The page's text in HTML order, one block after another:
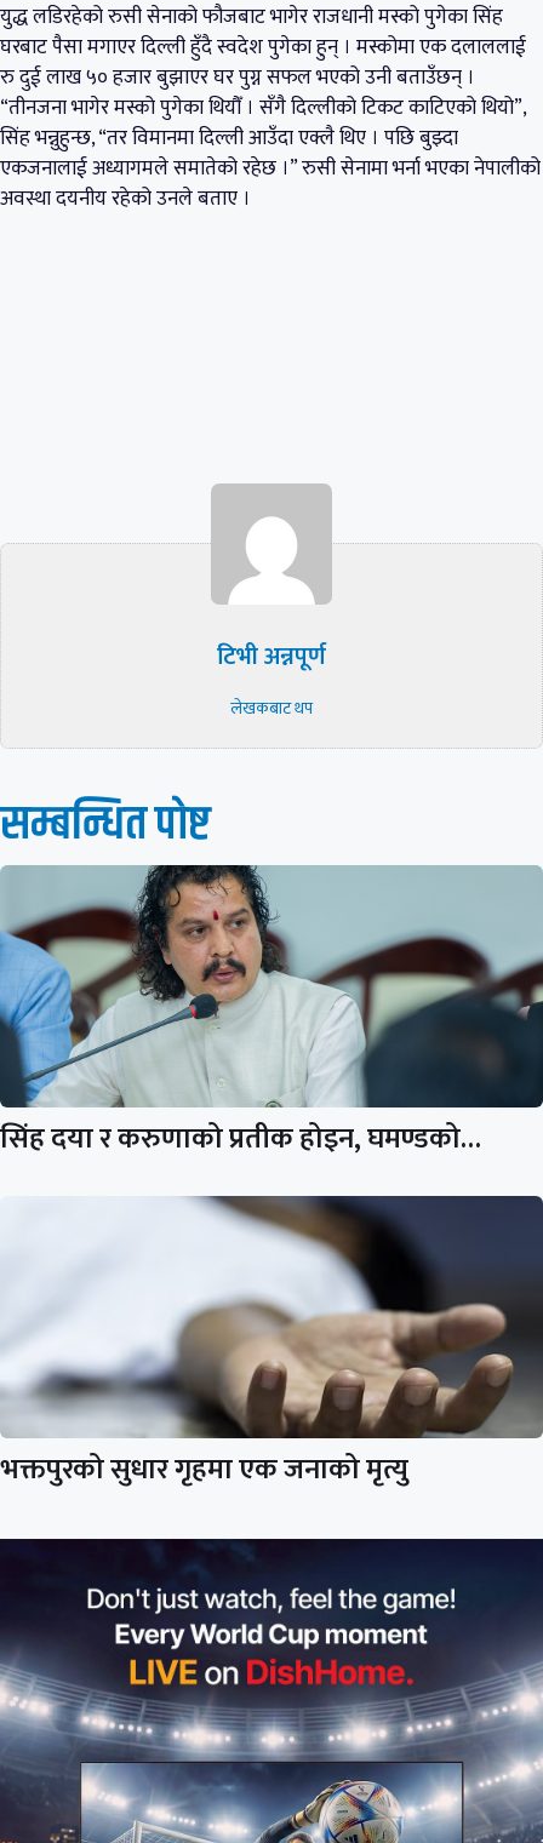
युद्ध लडिरहेको रुसी सेनाको फौजबाट भागेर राजधानी मस्को पुगेका सिंह
घरबाट पैसा मगाएर दिल्ली हुँदै स्वदेश पुगेका हुन् । मस्कोमा एक दलाललाई
रु दुई लाख ५० हजार बुझाएर घर पुग्न सफल भएको उनी बताउँछन् ।
“तीनजना भागेर मस्को पुगेका थियौँ । सँगै दिल्लीको टिकट काटिएको थियो”,
सिंह भन्नुहुन्छ, “तर विमानमा दिल्ली आउँदा एक्लै थिए । पछि बुझ्दा
एकजनालाई अध्यागमले समातेको रहेछ ।” रुसी सेनामा भर्ना भएका नेपालीको
अवस्था दयनीय रहेको उनले बताए ।
टिभी अन्नपूर्ण
लेखकबाट थप
सम्बन्धित पाेष्ट
सिंह दया र करुणाको प्रतीक होइन, घमण्डको…
भक्तपुरको सुधार गृहमा एक जनाको मृत्यु